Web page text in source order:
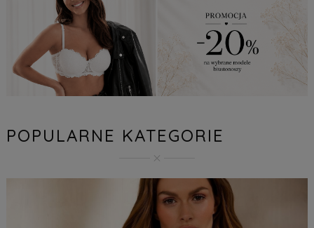
POPULARNE KATEGORIE